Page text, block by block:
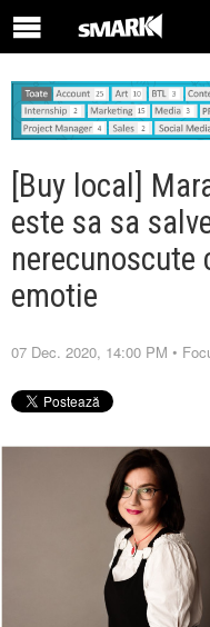
[Buy local]
este sa sa
nerecunoscute
emotie
07 Dec. 2020, 14:00 PM •